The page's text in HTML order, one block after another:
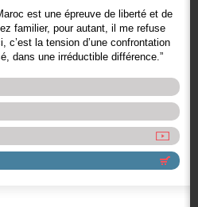
est une épreuve de liberté et de
familier, pour autant, il me refuse
c’est la tension d’une confrontation
dans une irréductible différence.”